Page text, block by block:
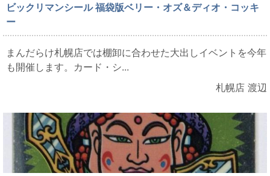
ビックリマンシール 福袋版ベリー・オズ＆ディオ・コッキ
ー
まんだらけ札幌店では棚卸に合わせた大出しイベントを今年
も開催します。カード・シ...
札幌店 渡辺